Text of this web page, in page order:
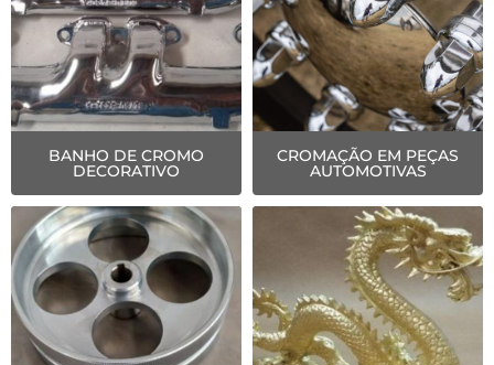
BANHO DE CROMO
DECORATIVO
CROMAÇÃO EM PEÇAS
AUTOMOTIVAS